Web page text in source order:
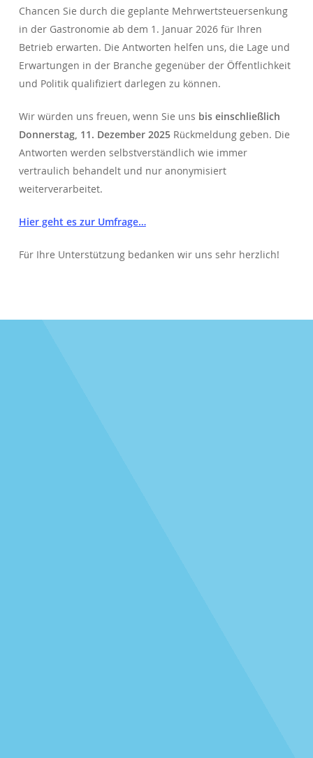
Chancen Sie durch die geplante Mehrwertsteuersenkung
in der Gastronomie ab dem 1. Januar 2026 für Ihren
Betrieb erwarten. Die Antworten helfen uns, die Lage und
Erwartungen in der Branche gegenüber der Öffentlichkeit
und Politik qualifiziert darlegen zu können.
Wir würden uns freuen, wenn Sie uns bis einschließlich
Donnerstag, 11. Dezember 2025Rückmeldung geben. Die
Antworten werden selbstverständlich wie immer
vertraulich behandelt und nur anonymisiert
weiterverarbeitet.
Hier geht es zur Umfrage…
Für Ihre Unterstützung bedanken wir uns sehr herzlich!